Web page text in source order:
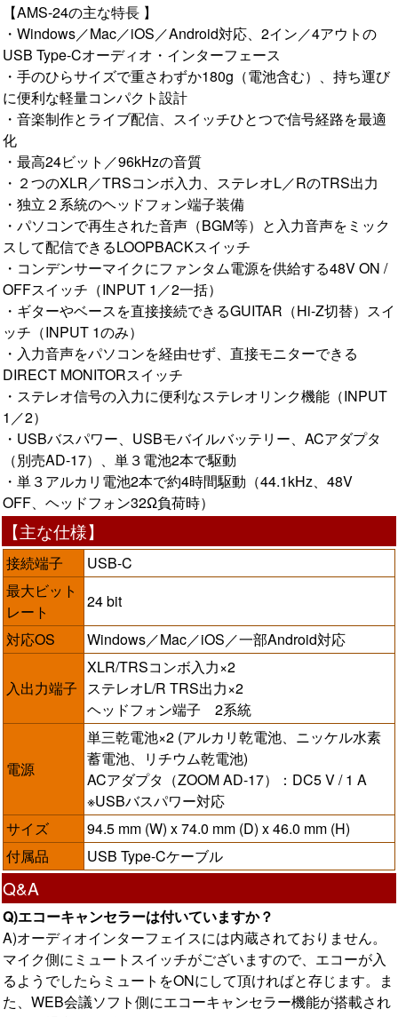
【AMS-24の主な特長 】
・Windows／Mac／iOS／Android対応、2イン／4アウトの
USB Type-Cオーディオ・インターフェース
・手のひらサイズで重さわずか180g（電池含む）、持ち運び
に便利な軽量コンパクト設計
・音楽制作とライブ配信、スイッチひとつで信号経路を最適
化
・最高24ビット／96kHzの音質
・２つのXLR／TRSコンボ入力、ステレオL／RのTRS出力
・独立２系統のヘッドフォン端子装備
・パソコンで再生された音声（BGM等）と入力音声をミック
スして配信できるLOOPBACKスイッチ
・コンデンサーマイクにファンタム電源を供給する48V ON /
OFFスイッチ（INPUT 1／2一括）
・ギターやベースを直接接続できるGUITAR（Hi-Z切替）スイ
ッチ（INPUT 1のみ）
・入力音声をパソコンを経由せず、直接モニターできる
DIRECT MONITORスイッチ
・ステレオ信号の入力に便利なステレオリンク機能（INPUT
1／2）
・USBバスパワー、USBモバイルバッテリー、ACアダプタ
（別売AD-17）、単３電池2本で駆動
・単３アルカリ電池2本で約4時間駆動（44.1kHz、48V
OFF、ヘッドフォン32Ω負荷時）
【主な仕様】
接続端子
USB-C
最大ビット
レート
24 bit
対応OS
Windows／Mac／iOS／一部Android対応
入出力端子
XLR/TRSコンボ入力×2
ステレオL/R TRS出力×2
ヘッドフォン端子 2系統
電源
単三乾電池×2 (アルカリ乾電池、ニッケル水素
蓄電池、リチウム乾電池)
ACアダプタ（ZOOM AD-17）：DC5 V / 1 A
※USBバスパワー対応
サイズ
94.5 mm (W) x 74.0 mm (D) x 46.0 mm (H)
付属品
USB Type-Cケーブル
Q&A
Q)エコーキャンセラーは付いていますか？
A)オーディオインターフェイスには内蔵されておりません。
マイク側にミュートスイッチがございますので、エコーが入
るようでしたらミュートをONにして頂ければと存じます。ま
た、WEB会議ソフト側にエコーキャンセラー機能が搭載され